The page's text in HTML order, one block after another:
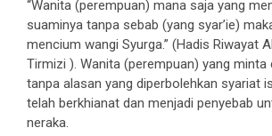
“Wanita (perempuan) mana saja yang
suaminya tanpa sebab (yang syar’ie)
mencium wangi Syurga.” (Hadis Riwayat
Tirmizi ). Wanita (perempuan) yang minta
tanpa alasan yang diperbolehkan syariat
telah berkhianat dan menjadi penyebab
neraka.